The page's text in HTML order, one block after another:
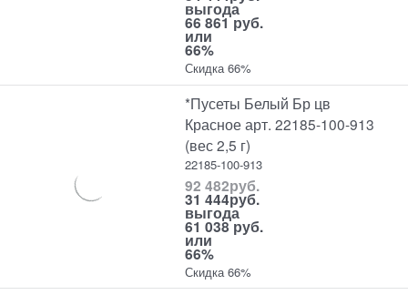
выгода
66 861 руб.
или
66%
Скидка 66%
*Пусеты Белый Бр цв
Красное арт. 22185-100-913
(вес 2,5 г)
22185-100-913
92 482руб.
31 444руб.
выгода
61 038 руб.
или
66%
Скидка 66%